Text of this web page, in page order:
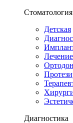
Стоматология
Детская
Диагностика